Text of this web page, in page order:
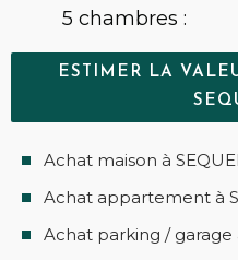
5 chambres :
ESTIMER LA
Achat maison à
Achat appartement à
Achat parking / garage